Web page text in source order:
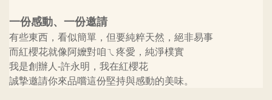
一份感動、一份邀請
有些東西，看似簡單，但要純粹天然，絕非易事
而紅櫻花就像阿嬤對咱ㄟ疼愛，純淨樸實
我是創辦人-許永明，我在紅櫻花
誠摯邀請你來品嚐這份堅持與感動的美味。